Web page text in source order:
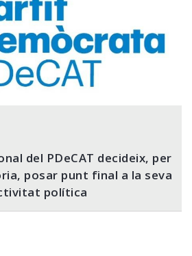
del PDeCAT decideix, per
posar punt final a la seva
política